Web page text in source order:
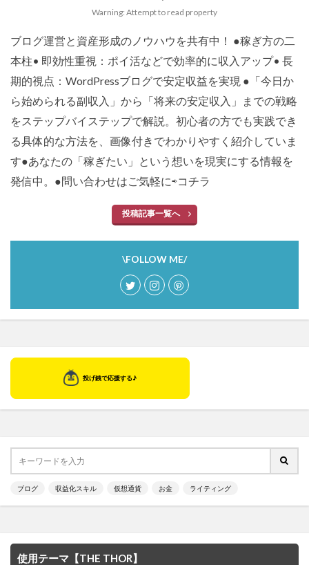
Warning: Attempt to read property
ブログ運営と資産形成のノウハウを共有中！ ●稼ぎ方の二
本柱• 即効性重視：ポイ活などで効率的に収入アップ• 長
期的視点：WordPressブログで安定収益を実現 ●「今日か
ら始められる副収入」から「将来の安定収入」までの戦略
をステップバイステップで解説。初心者の方でも実践でき
る具体的な方法を、画像付きでわかりやすく紹介していま
す●あなたの「稼ぎたい」という想いを現実にする情報を
発信中。●問い合わせはご気軽に⇨コチラ
投稿記事一覧へ
\FOLLOW ME/
ブログ 収益化スキル 仮想通貨 お金 ライティング
使用テーマ【THE THOR】